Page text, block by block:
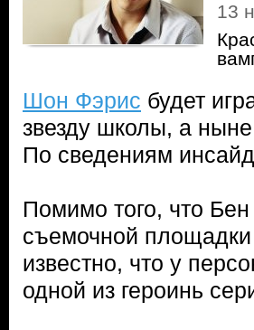
13
Шон Фэрис будет
звезду школы, а
По сведениям
Помимо того, что
съемочной
известно, что у
одной из героинь